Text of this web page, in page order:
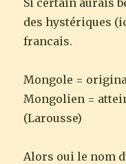
Si certain aurais
des hystériques
francais.
Mongole =
Mongolien =
(Larousse)
Alors oui le nom